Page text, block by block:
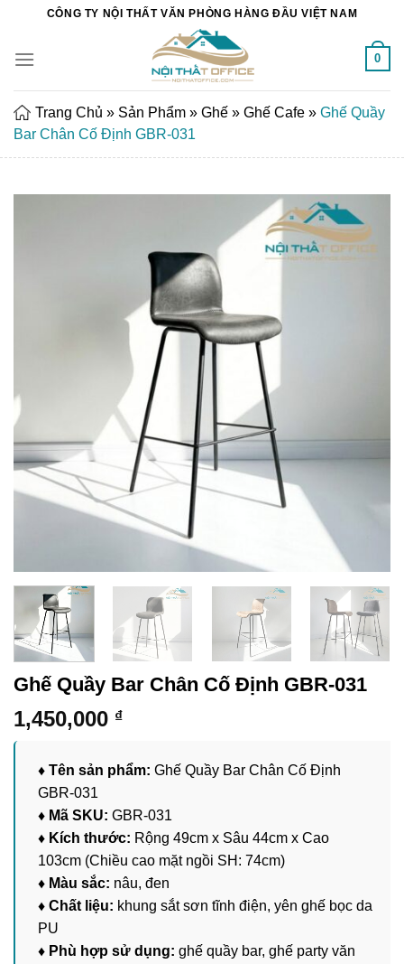
Chuyển
nội
CÔNG TY NỘI THẤT VĂN PHÒNG HÀNG ĐẦU VIỆT NAM
0
Trang Chủ » Sản Phẩm » Ghế » Ghế Cafe » Ghế Quầy
Bar Chân Cố Định GBR-031
Ghế Quầy Bar Chân Cố Định GBR-031
1,450,000 ₫
♦ Tên sản phẩm: Ghế Quầy Bar Chân Cố Định
GBR-031
♦ Mã SKU: GBR-031
♦ Kích thước: Rộng 49cm x Sâu 44cm x Cao
103cm (Chiều cao mặt ngồi SH: 74cm)
♦ Màu sắc: nâu, đen
♦ Chất liệu: khung sắt sơn tĩnh điện, yên ghế bọc da
PU
♦ Phù hợp sử dụng: ghế quầy bar, ghế party văn